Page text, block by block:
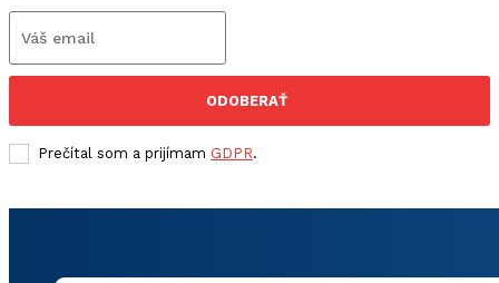
ODOBERAŤ
Prečítal som a prijímam GDPR.